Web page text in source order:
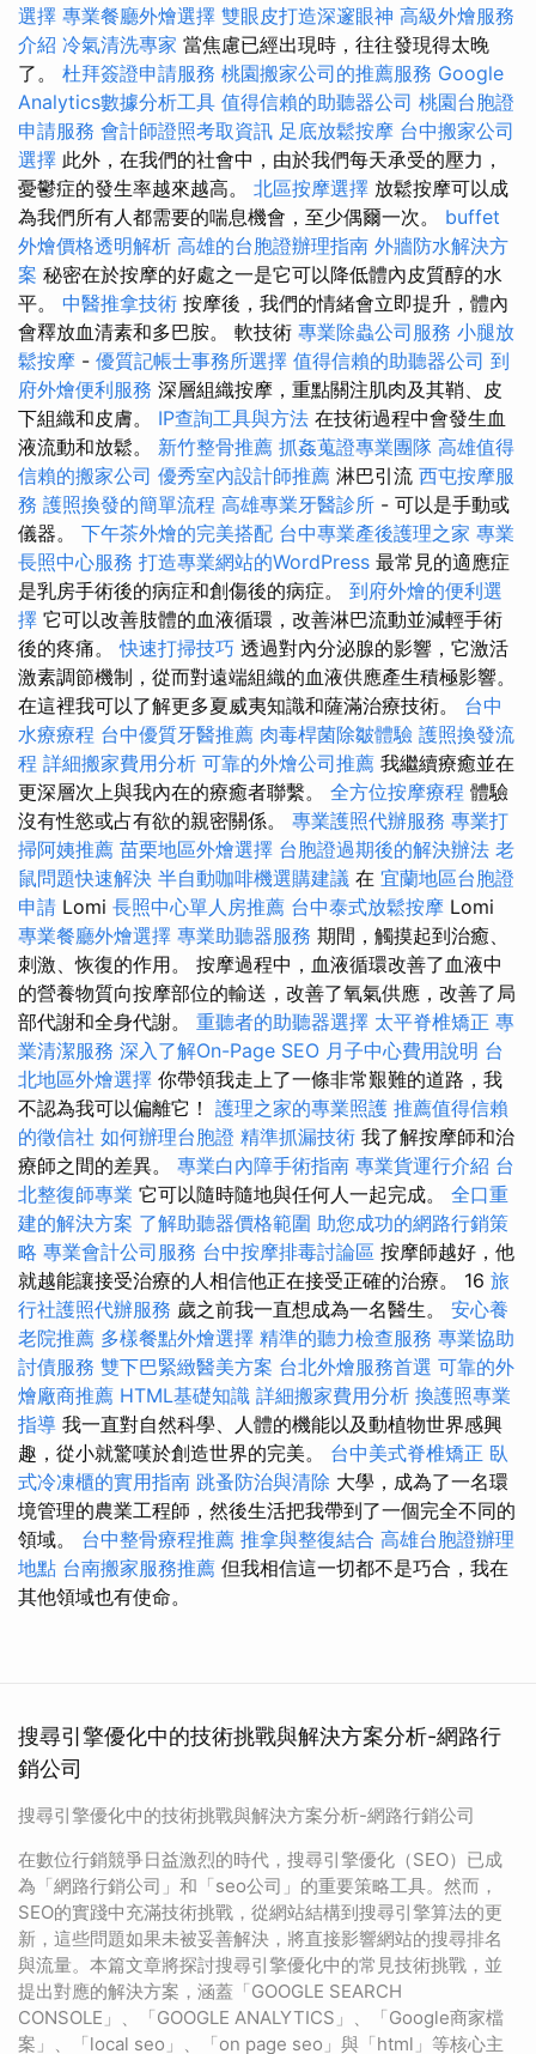
選擇 專業餐廳外燴選擇 雙眼皮打造深邃眼神 高級外燴服務
介紹 冷氣清洗專家 當焦慮已經出現時，往往發現得太晚
了。 杜拜簽證申請服務 桃園搬家公司的推薦服務 Google
Analytics數據分析工具 值得信賴的助聽器公司 桃園台胞證
申請服務 會計師證照考取資訊 足底放鬆按摩 台中搬家公司
選擇 此外，在我們的社會中，由於我們每天承受的壓力，
憂鬱症的發生率越來越高。 北區按摩選擇 放鬆按摩可以成
為我們所有人都需要的喘息機會，至少偶爾一次。 buffet
外燴價格透明解析 高雄的台胞證辦理指南 外牆防水解決方
案 秘密在於按摩的好處之一是它可以降低體內皮質醇的水
平。 中醫推拿技術 按摩後，我們的情緒會立即提升，體內
會釋放血清素和多巴胺。 軟技術 專業除蟲公司服務 小腿放
鬆按摩 - 優質記帳士事務所選擇 值得信賴的助聽器公司 到
府外燴便利服務 深層組織按摩，重點關注肌肉及其鞘、皮
下組織和皮膚。 IP查詢工具與方法 在技​​術過程中會發生血
液流動和放鬆。 新竹整骨推薦 抓姦蒐證專業團隊 高雄值得
信賴的搬家公司 優秀室內設計師推薦 淋巴引流 西屯按摩服
務 護照換發的簡單流程 高雄專業牙醫診所 - 可以是手動或
儀器。 下午茶外燴的完美搭配 台中專業產後護理之家 專業
長照中心服務 打造專業網站的WordPress 最常見的適應症
是乳房手術後的病症和創傷後的病症。 到府外燴的便利選
擇 它可以改善肢體的血液循環，改善淋巴流動並減輕手術
後的疼痛。快速打掃技巧 透過對內分泌腺的影響，它激活
激素調節機制，從而對遠端組織的血液供應產生積極影響。
在這裡我可以了解更多夏威夷知識和薩滿治療技術。 台中
水療療程 台中優質牙醫推薦 肉毒桿菌除皺體驗 護照換發流
程 詳細搬家費用分析 可靠的外燴公司推薦 我繼續療癒並在
更深層次上與我內在的療癒者聯繫。 全方位按摩療程 體驗
沒有性慾或占有欲的親密關係。 專業護照代辦服務 專業打
掃阿姨推薦 苗栗地區外燴選擇 台胞證過期後的解決辦法 老
鼠問題快速解決 半自動咖啡機選購建議 在 宜蘭地區台胞證
申請 Lomi 長照中心單人房推薦 台中泰式放鬆按摩 Lomi
專業餐廳外燴選擇 專業助聽器服務 期間，觸摸起到治癒、
刺激、恢復的作用。 按摩過程中，血液循環改善了血液中
的營養物質向按摩部位的輸送，改善了氧氣供應，改善了局
部代謝和全身代謝。 重聽者的助聽器選擇 太平脊椎矯正 專
業清潔服務 深入了解On-Page SEO 月子中心費用說明 台
北地區外燴選擇 你帶領我走上了一條非常艱難的道路，我
不認為我可以偏離它！ 護理之家的專業照護 推薦值得信賴
的徵信社 如何辦理台胞證 精準抓漏技術 我了解按摩師和治
療師之間的差異。 專業白內障手術指南 專業貨運行介紹 台
北整復師專業 它可以隨時隨地與任何人一起完成。 全口重
建的解決方案 了解助聽器價格範圍 助您成功的網路行銷策
略 專業會計公司服務 台中按摩排毒討論區 按摩師越好，他
就越能讓接受治療的人相信他正在接受正確的治療。 16 旅
行社護照代辦服務 歲之前我一直想成為一名醫生。 安心養
老院推薦 多樣餐點外燴選擇 精準的聽力檢查服務 專業協助
討債服務 雙下巴緊緻醫美方案 台北外燴服務首選 可靠的外
燴廠商推薦 HTML基礎知識 詳細搬家費用分析 換護照專業
指導 我一直對自然科學、人體的機能以及動植物世界感興
趣，從小就驚嘆於創造世界的完美。 台中美式脊椎矯正 臥
式冷凍櫃的實用指南 跳蚤防治與清除 大學，成為了一名環
境管理的農業工程師，然後生活把我帶到了一個完全不同的
領域。 台中整骨療程推薦 推拿與整復結合 高雄台胞證辦理
地點 台南搬家服務推薦 但我相信這一切都不是巧合，我在
其他領域也有使命。
搜尋引擎優化中的技術挑戰與解決方案分析-網路行
銷公司
搜尋引擎優化中的技術挑戰與解決方案分析-網路行銷公司
在數位行銷競爭日益激烈的時代，搜尋引擎優化（SEO）已成
為「網路行銷公司」和「seo公司」的重要策略工具。然而，
SEO的實踐中充滿技術挑戰，從網站結構到搜尋引擎算法的更
新，這些問題如果未被妥善解決，將直接影響網站的搜尋排名
與流量。本篇文章將探討搜尋引擎優化中的常見技術挑戰，並
提出對應的解決方案，涵蓋「GOOGLE SEARCH
CONSOLE」、「GOOGLE ANALYTICS」、「Google商家檔
案」、「local seo」、「on page seo」與「html」等核心主